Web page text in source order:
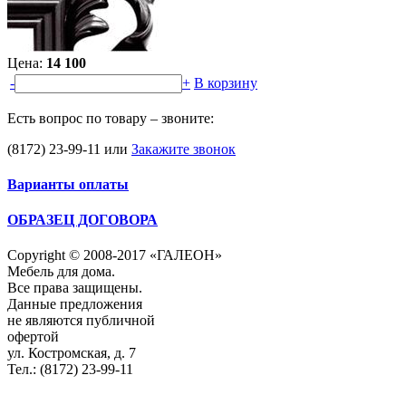
Цена: 14 100
-
+ В корзину
Есть вопрос по товару – звоните:
(8172) 23-99-11 или Закажите звонок
Варианты оплаты
ОБРАЗЕЦ ДОГОВОРА
Copyright © 2008-2017 «ГАЛЕОН»
Мебель для дома.
Все права защищены.
Данные предложения
не являются публичной
офертой
ул. Костромская, д. 7
Тел.: (8172) 23-99-11